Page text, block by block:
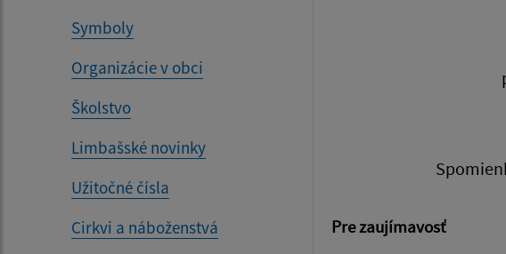
Symboly
Organizácie v obci
Školstvo
Limbašské novinky
Užitočné čísla
Cirkvi a náboženstvá
Pre zaujímavosť